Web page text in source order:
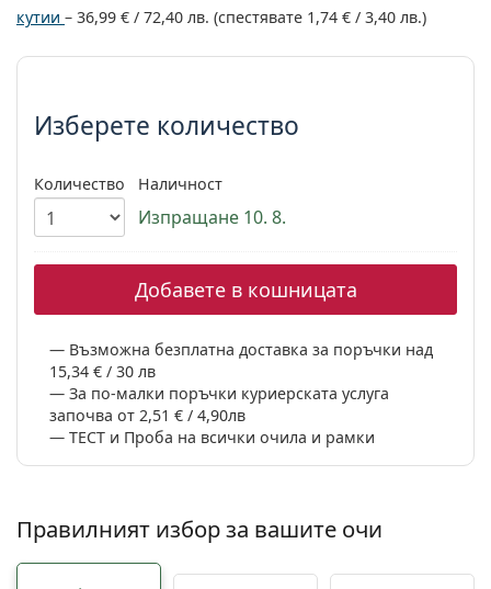
Persol
Prada
кутии – 36,99 € / 72,40 лв. (спестявате 1,74 € / 3,40 лв.)
Изберете параметри
Изберете количество
Количество Наличност
Изпращане 10. 8.
Добавете в кошницата
Възможна безплатна доставка за поръчки над
15,34 € / 30 лв
За по-малки поръчки куриерската услуга
започва от 2,51 € / 4,90лв
ТЕСТ и Проба на всички очила и рамки
Правилният избор за вашите очи